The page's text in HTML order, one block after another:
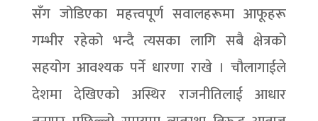
सँग जोडिएका महत्त्वपूर्ण सवालहरूमा आफूहरू
गम्भीर रहेको भन्दै त्यसका लागि सबै क्षेत्रको
सहयोग आवश्यक पर्ने धारणा राखे । चौलागाईले
देशमा देखिएको अस्थिर राजनीतिलाई आधार